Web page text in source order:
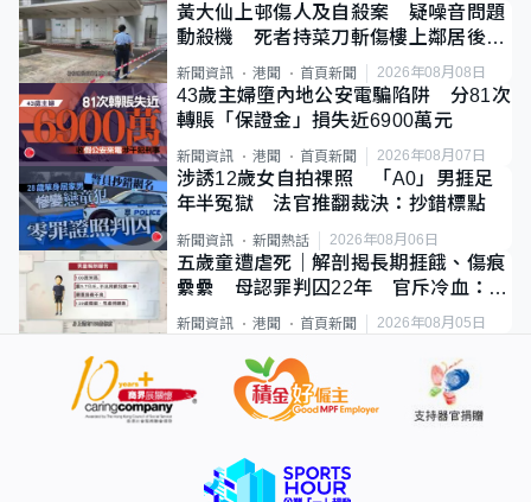
黃大仙上邨傷人及自殺案 疑噪音問題
動殺機 死者持菜刀斬傷樓上鄰居後墮
斃
新聞資訊 港聞 首頁新聞 2026年08月08日
43歲主婦墮內地公安電騙陷阱 分81次
轉賬「保證金」損失近6900萬元
新聞資訊 港聞 首頁新聞 2026年08月07日
涉誘12歲女自拍祼照 「A0」男捱足
年半冤獄 法官推翻裁決：抄錯標點
新聞資訊 新聞熱話 2026年08月06日
五歲童遭虐死｜解剖揭長期捱餓、傷痕
纍纍 母認罪判囚22年 官斥冷血：同
類案最惡劣
新聞資訊 港聞 首頁新聞 2026年08月05日